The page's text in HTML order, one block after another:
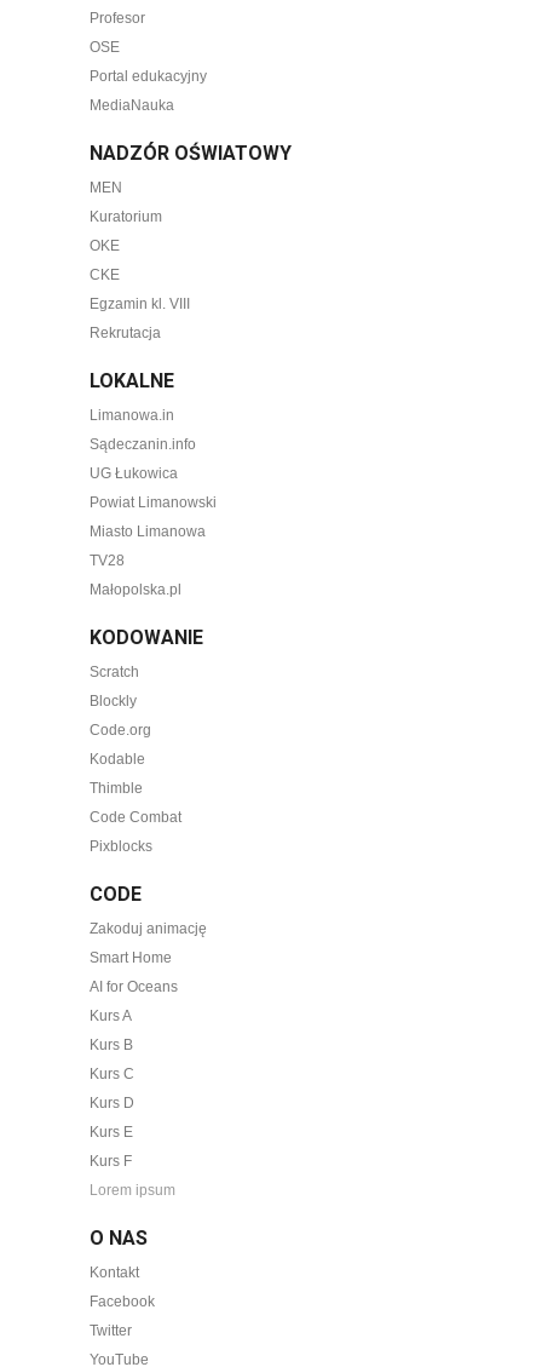
Profesor
OSE
Portal edukacyjny
MediaNauka
NADZÓR OŚWIATOWY
MEN
Kuratorium
OKE
CKE
Egzamin kl. VIII
Rekrutacja
LOKALNE
Limanowa.in
Sądeczanin.info
UG Łukowica
Powiat Limanowski
Miasto Limanowa
TV28
Małopolska.pl
KODOWANIE
Scratch
Blockly
Code.org
Kodable
Thimble
Code Combat
Pixblocks
CODE
Zakoduj animację
Smart Home
AI for Oceans
Kurs A
Kurs B
Kurs C
Kurs D
Kurs E
Kurs F
Lorem ipsum
O NAS
Kontakt
Facebook
Twitter
YouTube